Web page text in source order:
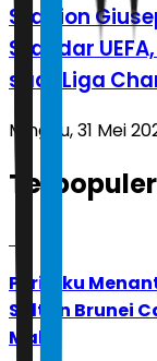
Stadion
Standar
saat Liga
Minggu, 31 Mei
Terpopuler
Perilaku
Sultan Brunei
Malik